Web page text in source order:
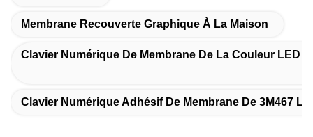
Membrane Recouverte Graphique À La Maison
Clavier Numérique De Membrane De La Couleur LED
Clavier Numérique Adhésif De Membrane De 3M467